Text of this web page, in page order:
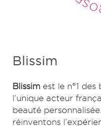
Blissim
Blissim est le n°1
l’unique acteur
beauté
réinventons